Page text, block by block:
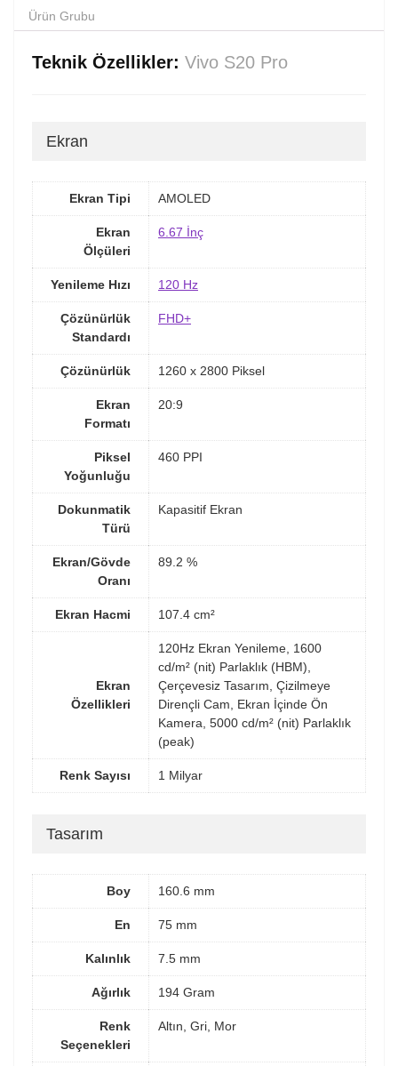
Ürün Grubu
Teknik Özellikler: Vivo S20 Pro
Ekran
Ekran Tipi AMOLED
Ekran
Ölçüleri
6.67 İnç
Yenileme Hızı 120 Hz
Çözünürlük
Standardı
FHD+
Çözünürlük 1260 x 2800 Piksel
Ekran
Formatı
20:9
Piksel
Yoğunluğu
460 PPI
Dokunmatik
Türü
Kapasitif Ekran
Ekran/Gövde
Oranı
89.2 %
Ekran Hacmi 107.4 cm²
Ekran
Özellikleri
120Hz Ekran Yenileme, 1600
cd/m² (nit) Parlaklık (HBM),
Çerçevesiz Tasarım, Çizilmeye
Dirençli Cam, Ekran İçinde Ön
Kamera, 5000 cd/m² (nit) Parlaklık
(peak)
Renk Sayısı 1 Milyar
Tasarım
Boy 160.6 mm
En 75 mm
Kalınlık 7.5 mm
Ağırlık 194 Gram
Renk
Seçenekleri
Altın, Gri, Mor